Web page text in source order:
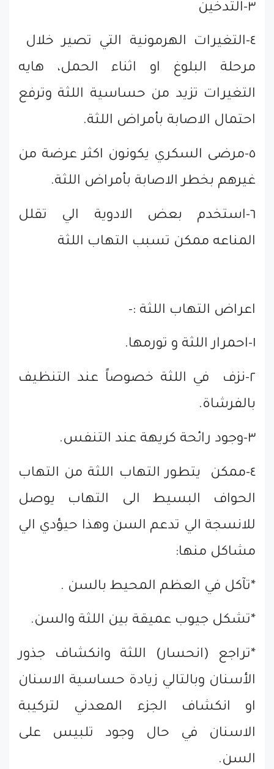
٣-التدخين
٤-التغيرات الهرمونية التي تصير خلال
مرحلة البلوغ او اثناء الحمل، هايه
التغيرات تزيد من حساسية اللثة وترفع
احتمال الاصابة بأمراض اللثة.
٥-مرضى السكري يكونون اكثر عرضة من
غيرهم بخطر الاصابة بأمراض اللثة.
٦-استخدم بعض الادوية الي تقلل
المناعه ممكن تسبب التهاب اللثة
اعراض التهاب اللثة :-
١-احمرار اللثة و تورمها.
٢-نزف في اللثة خصوصاً عند التنظيف
بالفرشاة.
٣-وجود رائحة كريهة عند التنفس.
٤-ممكن يتطور التهاب اللثة من التهاب
الحواف البسيط الى التهاب يوصل
للانسجة الي تدعم السن وهذا حيؤدي الي
مشاكل منها:
*تآكل في العظم المحيط بالسن .
*تشكل جيوب عميقة بين اللثة والسن.
*تراجع (انحسار) اللثة وانكشاف جذور
الأسنان وبالتالي زيادة حساسية الاسنان
او انكشاف الجزء المعدني لتركيبة
الاسنان في حال وجود تلبيس على
السن.